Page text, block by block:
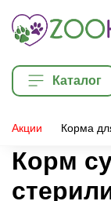
Каталог
Акции Корма
Корм